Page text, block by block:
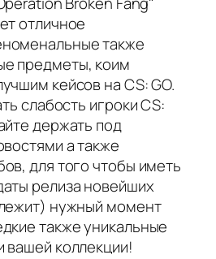
отличное
также
предметы, коим
кейсов на CS: GO.
слабость игроки CS:
держать под
а также
для того чтобы иметь
релиза новейших
нужный момент
также уникальные
вашей коллекции!